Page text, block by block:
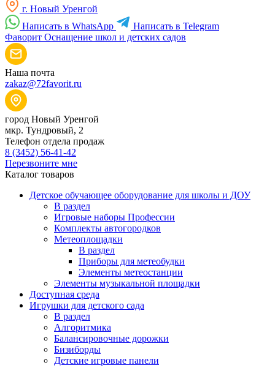
г. Новый Уренгой
Написать в WhatsApp
Написать в Telegram
Фаворит Оснащение школ и детских садов
Наша почта
zakaz@72favorit.ru
город Новый Уренгой
мкр. Тундровый, 2
Телефон отдела продаж
8 (3452) 56-41-42
Перезвоните мне
Каталог товаров
Детское обучающее оборудование для школы и ДОУ
В раздел
Игровые наборы Профессии
Комплекты автогородков
Метеоплощадки
В раздел
Приборы для метеобудки
Элементы метеостанции
Элементы музыкальной площадки
Доступная среда
Игрушки для детского сада
В раздел
Алгоритмика
Балансировочные дорожки
Бизиборды
Детские игровые панели